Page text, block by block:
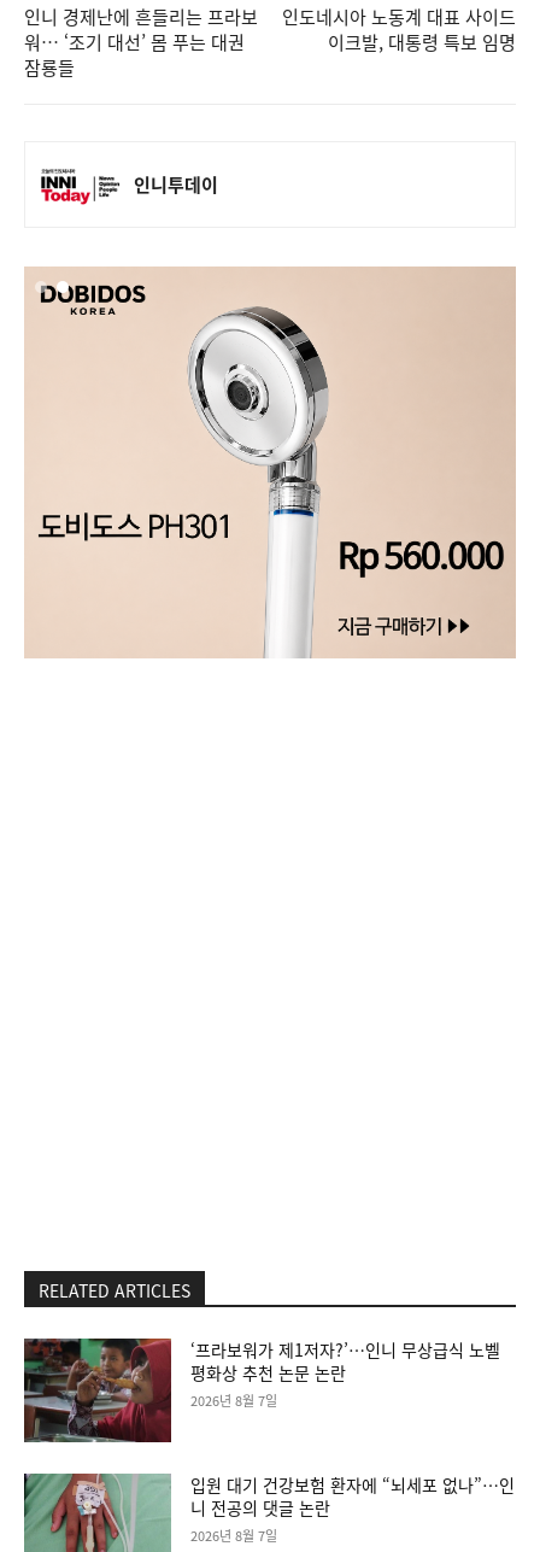
인니 경제난에 흔들리는 프라보
워… ‘조기 대선’ 몸 푸는 대권
잠룡들
인도네시아 노동계 대표 사이드
이크발, 대통령 특보 임명
인니투데이
RELATED ARTICLES
‘프라보워가 제1저자?’…인니 무상급식 노벨
평화상 추천 논문 논란
2026년 8월 7일
입원 대기 건강보험 환자에 “뇌세포 없나”…인
니 전공의 댓글 논란
2026년 8월 7일